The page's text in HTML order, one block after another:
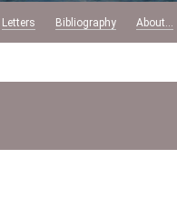
Letters Bibliography About...